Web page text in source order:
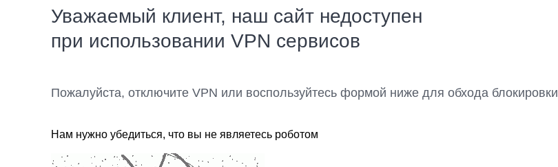
Уважаемый клиент, наш сайт недоступен
при использовании VPN сервисов
Пожалуйста, отключите VPN или воспользуйтесь формой ниже для обхода блокировки
Нам нужно убедиться, что вы не являетесь роботом